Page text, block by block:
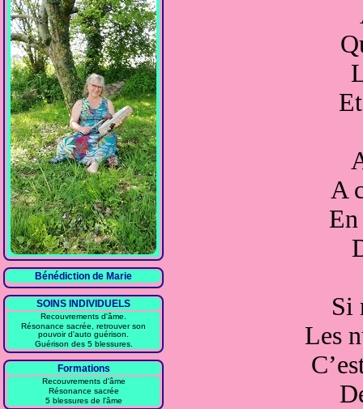
Bénédiction de Marie
SOINS INDIVIDUELS
Recouvrements d'âme.
Résonance sacrée, retrouver son
pouvoir d'auto guérison.
Guérison des 5 blessures.
Formations
Recouvrements d'âme
Résonance sacrée
5 blessures de l'âme
A
Si
Les